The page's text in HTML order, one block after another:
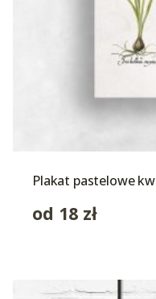
Plakat pastelowe
od 18 zł